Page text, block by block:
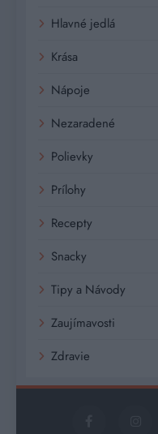
Hlavné jedlá
Krása
Nápoje
Nezaradené
Polievky
Prílohy
Recepty
Snacky
Tipy a Návody
Zaujímavosti
Zdravie